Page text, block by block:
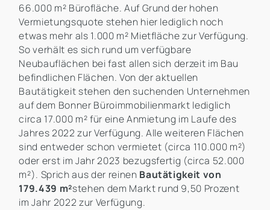
66.000 m² Bürofläche. Auf Grund der hohen
Vermietungsquote stehen hier lediglich noch
etwas mehr als 1.000 m² Mietfläche zur Verfügung.
So verhält es sich rund um verfügbare
Neubauflächen bei fast allen sich derzeit im Bau
befindlichen Flächen. Von der aktuellen
Bautätigkeit stehen den suchenden Unternehmen
auf dem Bonner Büroimmobilienmarkt lediglich
circa 17.000 m² für eine Anmietung im Laufe des
Jahres 2022 zur Verfügung. Alle weiteren Flächen
sind entweder schon vermietet (circa 110.000 m²)
oder erst im Jahr 2023 bezugsfertig (circa 52.000
m²). Sprich aus der reinen Bautätigkeit von
179.439 m²stehen dem Markt rund 9,50 Prozent
im Jahr 2022 zur Verfügung.